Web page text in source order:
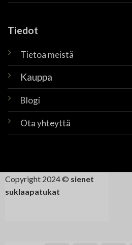
Tiedot
Tietoa meistä
Kauppa
Blogi
Ota yhteyttä
Copyright 2024 © sienet
suklaapatukat